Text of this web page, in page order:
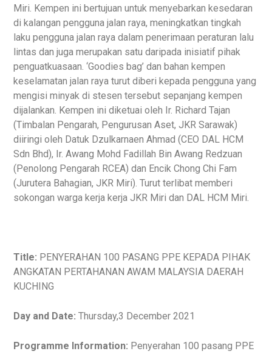
Miri. Kempen ini bertujuan untuk menyebarkan kesedaran
di kalangan pengguna jalan raya, meningkatkan tingkah
laku pengguna jalan raya dalam penerimaan peraturan lalu
lintas dan juga merupakan satu daripada inisiatif pihak
penguatkuasaan. ‘Goodies bag’ dan bahan kempen
keselamatan jalan raya turut diberi kepada pengguna yang
mengisi minyak di stesen tersebut sepanjang kempen
dijalankan. Kempen ini diketuai oleh Ir. Richard Tajan
(Timbalan Pengarah, Pengurusan Aset, JKR Sarawak)
diiringi oleh Datuk Dzulkarnaen Ahmad (CEO DAL HCM
Sdn Bhd), Ir. Awang Mohd Fadillah Bin Awang Redzuan
(Penolong Pengarah RCEA) dan Encik Chong Chi Fam
(Jurutera Bahagian, JKR Miri). Turut terlibat memberi
sokongan warga kerja kerja JKR Miri dan DAL HCM Miri.
Title: PENYERAHAN 100 PASANG PPE KEPADA PIHAK
ANGKATAN PERTAHANAN AWAM MALAYSIA DAERAH
KUCHING
Day and Date: Thursday,3 December 2021
Programme Information: Penyerahan 100 pasang PPE